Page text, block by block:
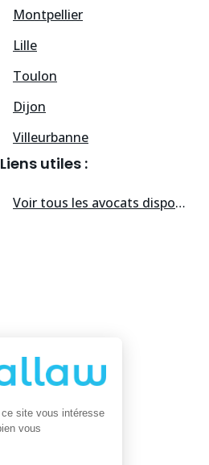
Montpellier
Lille
Toulon
Dijon
Villeurbanne
Liens utiles :
Voir tous les avocats disponibles